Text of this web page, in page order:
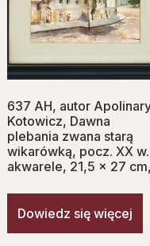
637 AH, autor
Kotowicz, Dawna
plebania zwana starą
wikarówką, pocz. XX
akwarele, 21,5 x 27 cm,
Dowiedz się więcej